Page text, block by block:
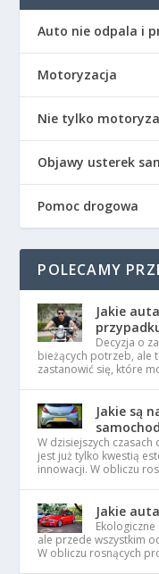
Auto nie odpala i
Motoryzacja
Nie tylko
Objawy usterek
Pomoc drogowa
POLECAMY
Jakie
Decyzja o
bieżących potrzeb, ale
zastanowić się, które
Jakie są
W dzisiejszych
jest już tylko kwestią
innowacji. W obliczu
Jakie
ale przede wszystkim
W obliczu rosnących